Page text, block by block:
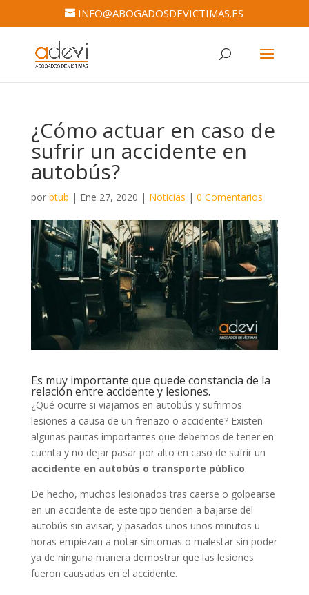
INFO@ABOGADOSDEVICTIMAS.ES
¿Cómo actuar en caso de
sufrir un accidente en
autobús?
por btub | Ene 27, 2020 | Noticias | 0 Comentarios
Es muy importante que quede constancia de la
relación entre accidente y lesiones.
¿Qué ocurre si viajamos en autobús y sufrimos
lesiones a causa de un frenazo o accidente? Existen
algunas pautas importantes que debemos de tener en
cuenta y no dejar pasar por alto en caso de sufrir un
accidente en autobús o transporte público.
De hecho, muchos lesionados tras caerse o golpearse
en un accidente de este tipo tienden a bajarse del
autobús sin avisar, y pasados unos unos minutos u
horas empiezan a notar síntomas o malestar sin poder
ya de ninguna manera demostrar que las lesiones
fueron causadas en el accidente.